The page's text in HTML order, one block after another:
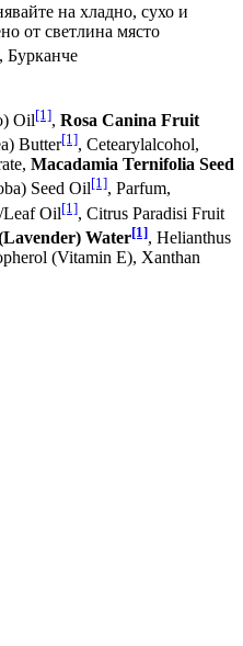
на хладно, сухо и
от светлина място
Бурканче
Oil[1], Rosa Canina Fruit
Butter[1], Cetearylalcohol,
Macadamia Ternifolia Seed
Seed Oil[1], Parfum,
Leaf Oil[1], Citrus Paradisi Fruit
Water[1], Helianthus
(Vitamin E), Xanthan